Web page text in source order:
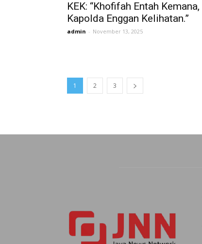
KEK: “Khofifah Entah Kemana,
Kapolda Enggan Kelihatan.”
admin - November 13, 2025
1 2 3